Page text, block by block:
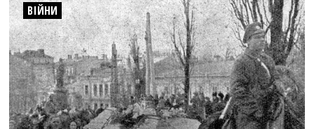
А(нта)рктика
Африка
Європа
Визначальні події
#Хештеги
Автори
done
ВІЙНИ